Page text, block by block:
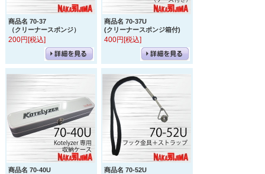
商品名 70-37
（クリーナースポンジ）
200円[税込]
商品名 70-37U
(クリーナースポンジ箱付)
400円[税込]
商品名 70-40U
商品名 70-52U